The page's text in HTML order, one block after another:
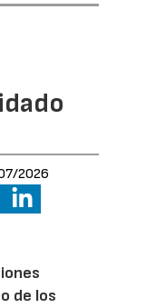
2026
de los